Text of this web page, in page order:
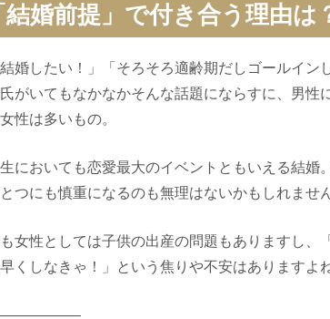
結婚前提」で付き合う理由は
結婚したい！」「そろそろ適齢期だしゴールイン
がいてもなかなかそんな話題にならすに、男性
性は多いもの。
生においても恋愛最大のイベントともいえる結婚
つにも慎重になるのも無理はないかもしれません
女性としては子供の出産の問題もありますし、
くしなきゃ！」という焦りや不安はありますよね